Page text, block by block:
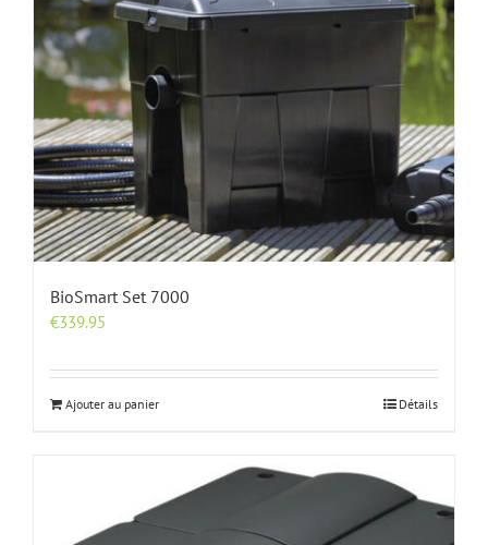
BioSmart Set 7000
€339.95
Ajouter au panier Détails